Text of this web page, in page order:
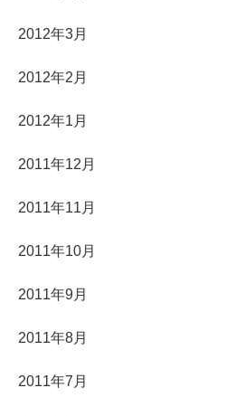
2012年3月
2012年2月
2012年1月
2011年12月
2011年11月
2011年10月
2011年9月
2011年8月
2011年7月